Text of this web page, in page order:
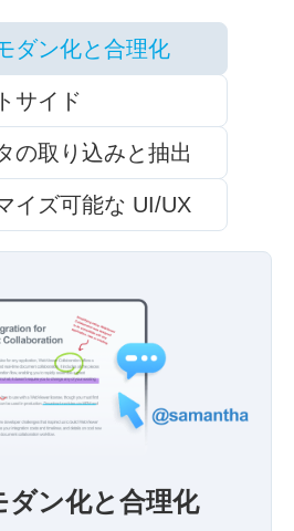
ダン化と合理化
サイド
の取り込みと抽出
イズ可能な UI/UX
ダン化と合理化